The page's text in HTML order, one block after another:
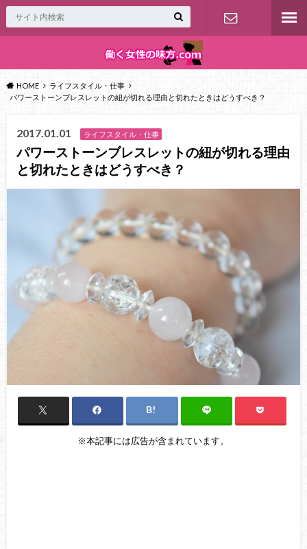
HOME
ライフスタイル・仕事
パワーストーンブレスレットの紐が切れる理由と切れたときはどうすべき？
2017.01.01 ライフスタイル・仕事
パワーストーンブレスレットの紐が切れる理由
と切れたときはどうすべき？
※本記事には広告が含まれています。